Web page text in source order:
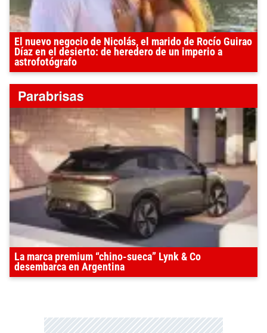
El nuevo negocio de Nicolás, el marido de Rocío Guirao
Díaz en el desierto: de heredero de un imperio a
astrofotógrafo
La marca premium “chino-sueca” Lynk & Co
desembarca en Argentina